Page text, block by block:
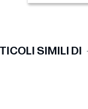
SIMILI DI